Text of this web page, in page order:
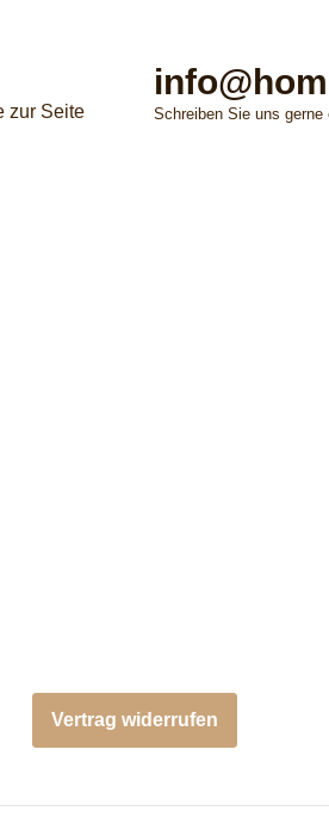
zur Seite Schreiben Sie uns gerne
Vertrag widerrufen